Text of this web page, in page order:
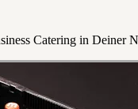
Catering in Deiner